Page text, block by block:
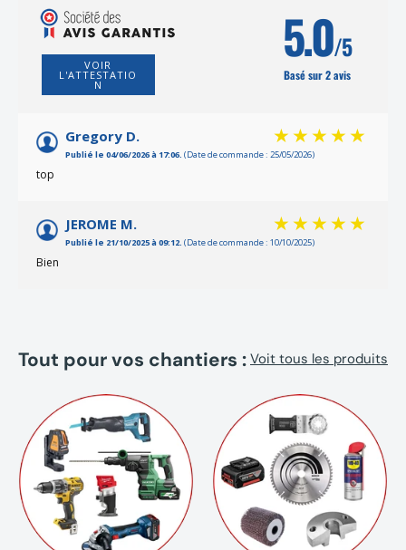
VOIR
L'ATTESTATIO
N
5.0/5
Basé sur 2 avis
Gregory D.
Publié le 04/06/2026 à 17:06. (Date de commande : 25/05/2026)
top
JEROME M.
Publié le 21/10/2025 à 09:12. (Date de commande : 10/10/2025)
Bien
Tout pour vos chantiers : Voit tous les produits